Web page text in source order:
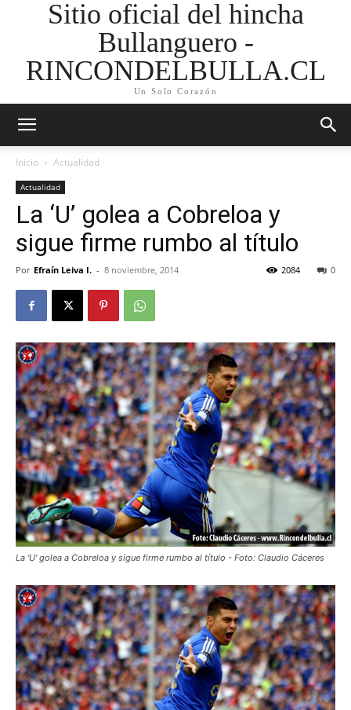
Sitio oficial del hincha
Bullanguero -
RINCONDELBULLA.CL
Un Solo Corazón
Inicio Actualidad
Actualidad
La ‘U’ golea a Cobreloa y
sigue firme rumbo al título
Por Efraín Leiva I. - 8 noviembre, 2014 0
2084
La 'U' golea a Cobreloa y sigue firme rumbo al título - Foto: Claudio Cáceres